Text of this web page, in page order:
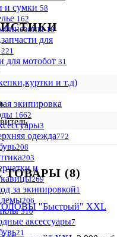
и сумки 58
162
18
для
221
для мотобот 31
и т.д)
экипировка
1662
3
одежда772
208
203
и
269
за экипировкой1
206
310
аксессуары7
21
(8)